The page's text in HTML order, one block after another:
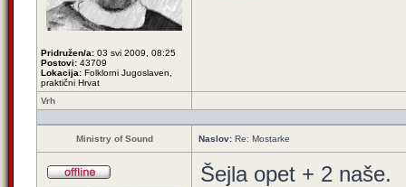
Pridružen/a: 03 svi 2009, 08:25
Postovi: 43709
Lokacija: Folklorni Jugoslaven,
praktični Hrvat
Vrh
Ministry of Sound Naslov: Re: Mostarke
Šejla opet + 2 naše.